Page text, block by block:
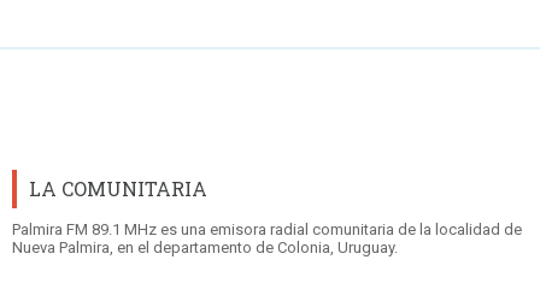
LA COMUNITARIA
Palmira FM 89.1 MHz es una emisora radial comunitaria de la localidad de
Nueva Palmira, en el departamento de Colonia, Uruguay.